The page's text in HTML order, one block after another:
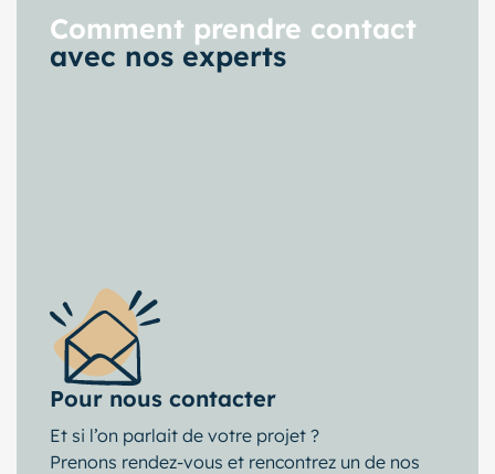
Comment prendre contact
avec nos experts
Pour nous contacter
Et si l’on parlait de votre projet ?
Prenons rendez-vous et rencontrez un de nos